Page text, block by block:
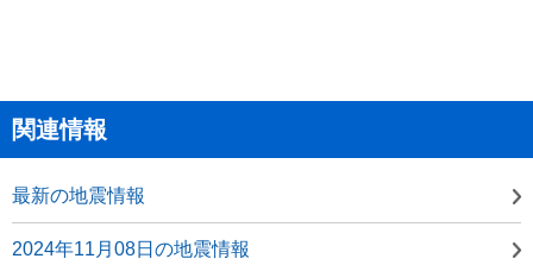
関連情報
最新の地震情報
2024年11月08日の地震情報